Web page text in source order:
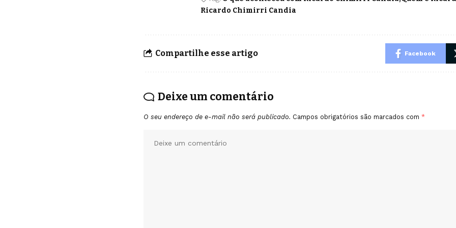
Ricardo Chimirri Candia
Compartilhe esse artigo Facebook
Deixe um comentário
O seu endereço de e-mail não será publicado. Campos obrigatórios são marcados com *